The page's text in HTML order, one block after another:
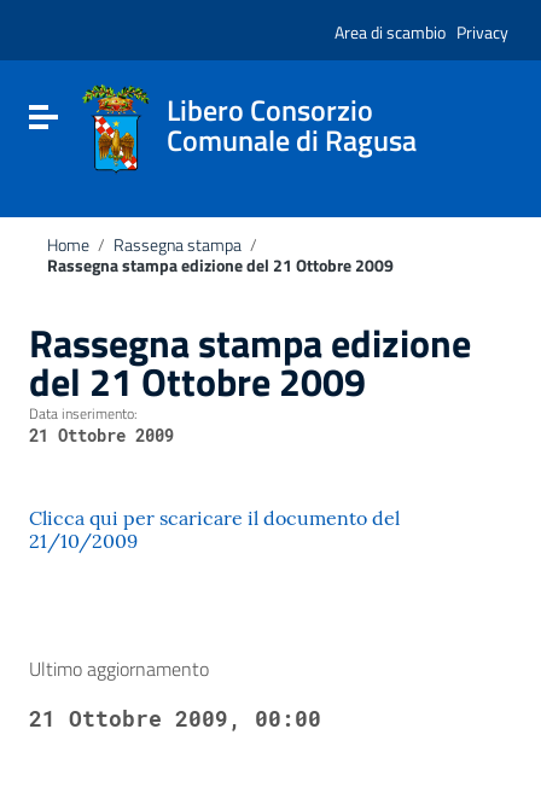
sito
include
Vai al footer
Area di scambio Privacy
Attiva / disattiva la navigazione
Libero Consorzio
Comunale di Ragusa
Home / Rassegna stampa /
Rassegna stampa edizione del 21 Ottobre 2009
Rassegna stampa edizione
del 21 Ottobre 2009
Data inserimento:
21 Ottobre 2009
Clicca qui per scaricare il documento del
21/10/2009
Ultimo aggiornamento
21 Ottobre 2009, 00:00